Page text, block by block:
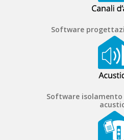
Software
Software isolamento